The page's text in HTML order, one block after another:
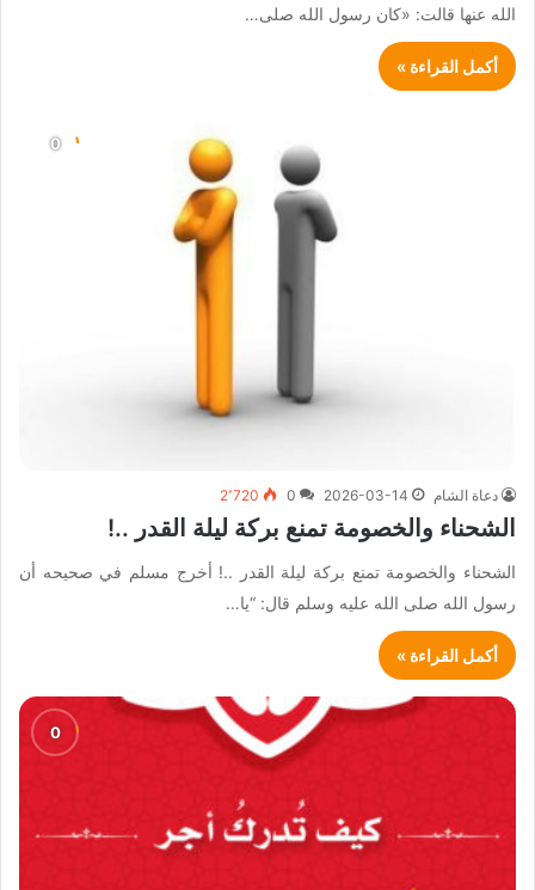
الله عنها قالت: «كان رسول الله صلى…
أكمل القراءة »
دعاة الشام 2026-03-14
0 2٬720
الشحناء والخصومة تمنع بركة ليلة القدر ..!
الشحناء والخصومة تمنع بركة ليلة القدر ..! أخرج مسلم في صحيحه أن
رسول الله صلى الله عليه وسلم قال: “يا…
أكمل القراءة »